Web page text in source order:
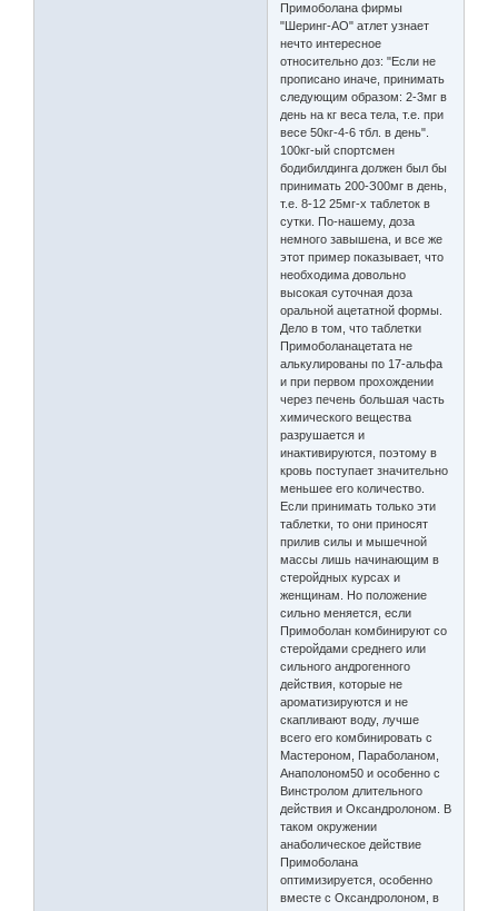
Примоболана фирмы
"Шеринг-АО" атлет узнает
нечто интересное
относительно доз: "Если не
прописано иначе, принимать
следующим образом: 2-3мг в
день на кг веса тела, т.е. при
весе 50кг-4-6 тбл. в день".
100кг-ый спортсмен
бодибилдинга должен был бы
принимать 200-З00мг в день,
т.е. 8-12 25мг-х таблеток в
сутки. По-нашему, доза
немного завышена, и все же
этот пример показывает, что
необходима довольно
высокая суточная доза
оральной ацетатной формы.
Дело в том, что таблетки
Примоболанацетата не
алькулированы по 17-альфа
и при первом прохождении
через печень большая часть
химического вещества
разрушается и
инактивируются, поэтому в
кровь поступает значительно
меньшее его количество.
Если принимать только эти
таблетки, то они приносят
прилив силы и мышечной
массы лишь начинающим в
стеройдных курсах и
женщинам. Но положение
сильно меняется, если
Примоболан комбинируют со
стеройдами среднего или
сильного андрогенного
действия, которые не
ароматизируются и не
скапливают воду, лучше
всего его комбинировать с
Мастероном, Параболаном,
Анаполоном50 и особенно с
Винстролом длительного
действия и Оксандролоном. В
таком окружении
анаболическое действие
Примоболана
оптимизируется, особенно
вместе с Оксандролоном, в